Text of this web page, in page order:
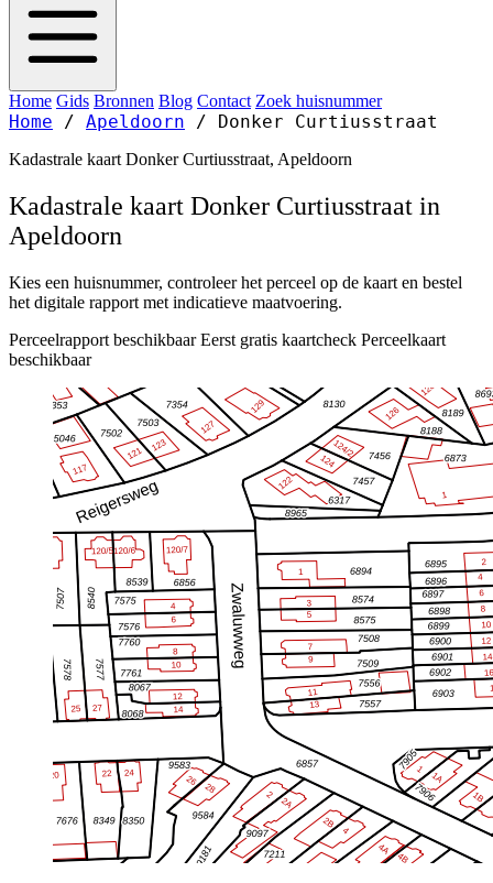
Home Gids Bronnen Blog Contact Zoek huisnummer
Home / Apeldoorn / Donker Curtiusstraat
Kadastrale kaart Donker Curtiusstraat, Apeldoorn
Kadastrale kaart Donker Curtiusstraat in
Apeldoorn
Kies een huisnummer, controleer het perceel op de kaart en bestel
het digitale rapport met indicatieve maatvoering.
Perceelrapport beschikbaar Eerst gratis kaartcheck Perceelkaart
beschikbaar